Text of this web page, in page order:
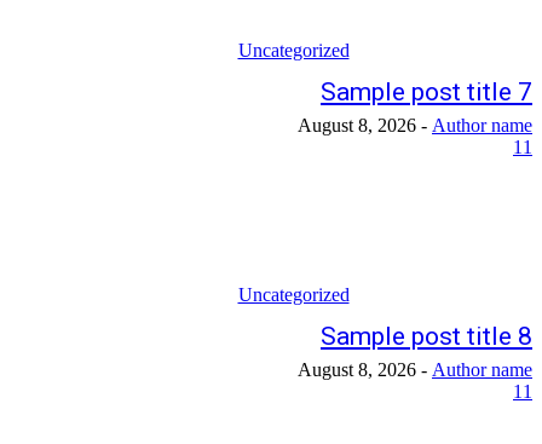
Uncategorized
Sample post title 7
Author name
-
August 8, 2026
11
Uncategorized
Sample post title 8
Author name
-
August 8, 2026
11